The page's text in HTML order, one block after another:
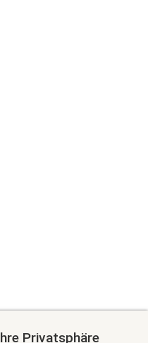
Privatsphäre